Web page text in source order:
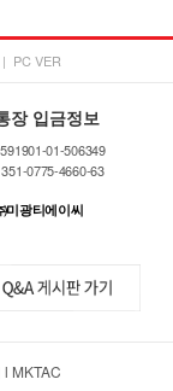
| PC VER
장 입금정보
01-506349
0775-4660-63
미광티에이씨
MKTAC